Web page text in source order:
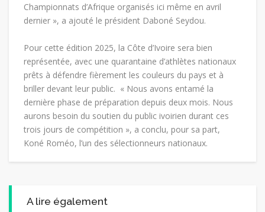
Championnats d’Afrique organisés ici même en avril
dernier », a ajouté le président Daboné Seydou.
Pour cette édition 2025, la Côte d’Ivoire sera bien
représentée, avec une quarantaine d’athlètes nationaux
prêts à défendre fièrement les couleurs du pays et à
briller devant leur public. « Nous avons entamé la
dernière phase de préparation depuis deux mois. Nous
aurons besoin du soutien du public ivoirien durant ces
trois jours de compétition », a conclu, pour sa part,
Koné Roméo, l’un des sélectionneurs nationaux.
A lire également